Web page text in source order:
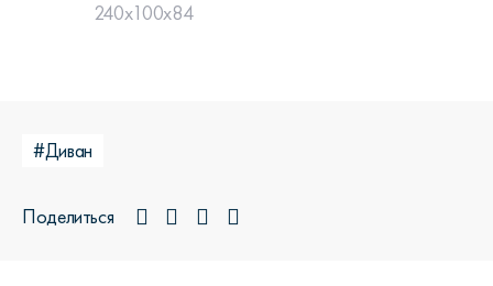
240x100x84
#Диван
Поделиться